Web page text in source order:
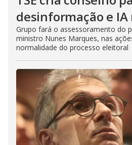
desinformação e IA
Grupo fará o assessoramento do
ministro Nunes Marques, nas
normalidade do processo eleitoral